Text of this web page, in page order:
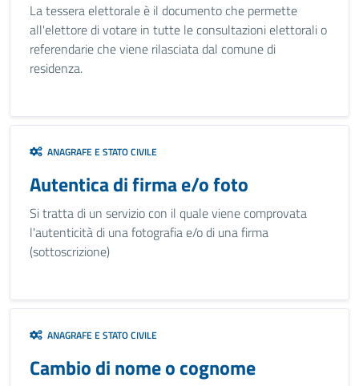
La tessera elettorale è il documento che permette
all'elettore di votare in tutte le consultazioni elettorali o
referendarie che viene rilasciata dal comune di
residenza.
ANAGRAFE E STATO CIVILE
Autentica di firma e/o foto
Si tratta di un servizio con il quale viene comprovata
l'autenticità di una fotografia e/o di una firma
(sottoscrizione)
ANAGRAFE E STATO CIVILE
Cambio di nome o cognome